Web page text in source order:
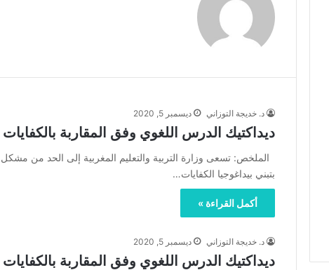
د. خديجة التوزاني ديسمبر 5, 2020
ديداكتيك الدرس اللغوي وفق المقاربة بالكفايات
الملخص: تسعى وزارة التربية والتعليم المغربية إلى الحد من
بتبني بيداغوجيا الكفايات…
أكمل القراءة »
د. خديجة التوزاني ديسمبر 5, 2020
ديداكتيك الدرس اللغوي وفق المقاربة بالكفايات